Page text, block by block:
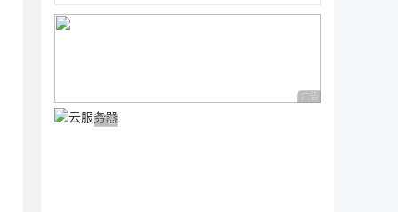
广告 商业广告，理性
广告 商业广告，理性选择